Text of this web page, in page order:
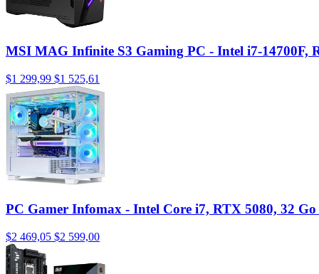
MSI MAG Infinite S3 Gaming PC - Intel i7-14700F,
$1 299,99 $1 525,61
PC Gamer Infomax - Intel Core i7, RTX 5080, 32
$2 469,05 $2 599,00